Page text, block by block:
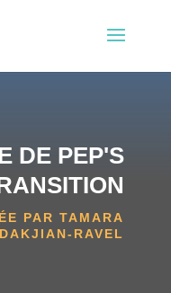
DE PEP'S
PAR TAMARA
RAVEL